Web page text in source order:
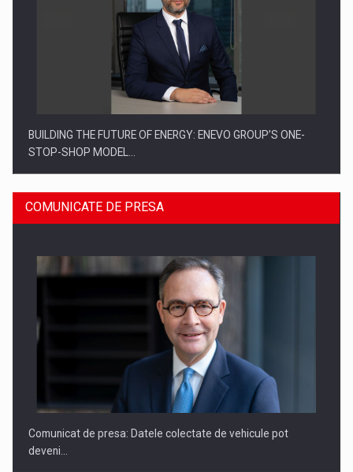
BUILDING THE FUTURE OF ENERGY: ENEVO GROUP’S ONE-
STOP-SHOP MODEL…
ROOTED IN ROMANIA, BUILT TO DELIVER TECHNOLOGY FOR
COMUNICATE DE PRESA
Comunicat de presa: Datele colectate de vehicule pot
deveni…